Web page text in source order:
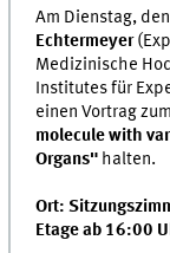
Am Dienstag,
Echtermeyer
Medizinische
Institutes für
einen Vortrag
molecule with
Organs" halten.
Ort:
Etage ab 16:00